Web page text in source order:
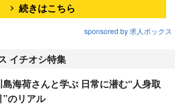
続きはこちら
sponsored by 求人ボックス
イチオシ特集
島海荷さんと学ぶ 日常に潜む“人身取
”のリアル